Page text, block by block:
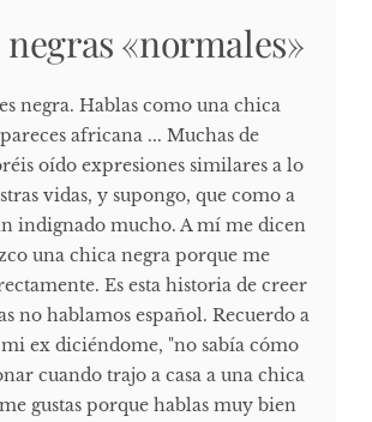
«normales»
negra. Hablas como una chica
africana ... Muchas de
oído expresiones similares a lo
vidas, y supongo, que como a
indignado mucho. A mí me dicen
una chica negra porque me
Es esta historia de creer
no hablamos español. Recuerdo a
ex diciéndome, "no sabía cómo
cuando trajo a casa a una chica
gustas porque hablas muy bien